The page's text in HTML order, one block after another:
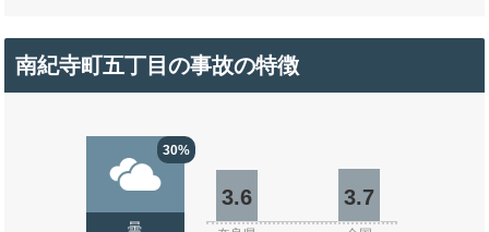
南紀寺町五丁目の事故の特徴
30%
曇
3.6 3.7